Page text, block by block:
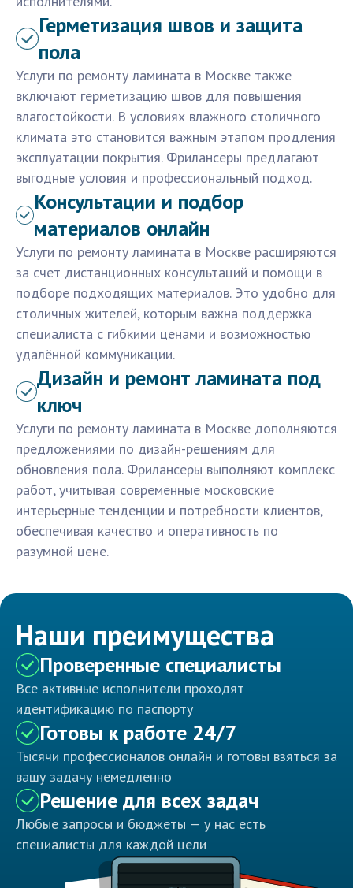
Герметизация швов и защита
пола
Услуги по ремонту ламината в Москве также
включают герметизацию швов для повышения
влагостойкости. В условиях влажного столичного
климата это становится важным этапом продления
эксплуатации покрытия. Фрилансеры предлагают
выгодные условия и профессиональный подход.
Консультации и подбор
материалов онлайн
Услуги по ремонту ламината в Москве расширяются
за счет дистанционных консультаций и помощи в
подборе подходящих материалов. Это удобно для
столичных жителей, которым важна поддержка
специалиста с гибкими ценами и возможностью
удалённой коммуникации.
Дизайн и ремонт ламината под
ключ
Услуги по ремонту ламината в Москве дополняются
предложениями по дизайн-решениям для
обновления пола. Фрилансеры выполняют комплекс
работ, учитывая современные московские
интерьерные тенденции и потребности клиентов,
обеспечивая качество и оперативность по
разумной цене.
Наши преимущества
Проверенные специалисты
Все активные исполнители проходят
идентификацию по паспорту
Готовы к работе 24/7
Тысячи профессионалов онлайн и готовы взяться за
вашу задачу немедленно
Решение для всех задач
Любые запросы и бюджеты — у нас есть
специалисты для каждой цели